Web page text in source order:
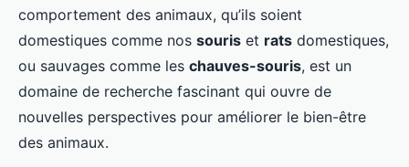
comportement des animaux, qu’ils soient
domestiques comme nos souris et rats domestiques,
ou sauvages comme les chauves-souris, est un
domaine de recherche fascinant qui ouvre de
nouvelles perspectives pour améliorer le bien-être
des animaux.